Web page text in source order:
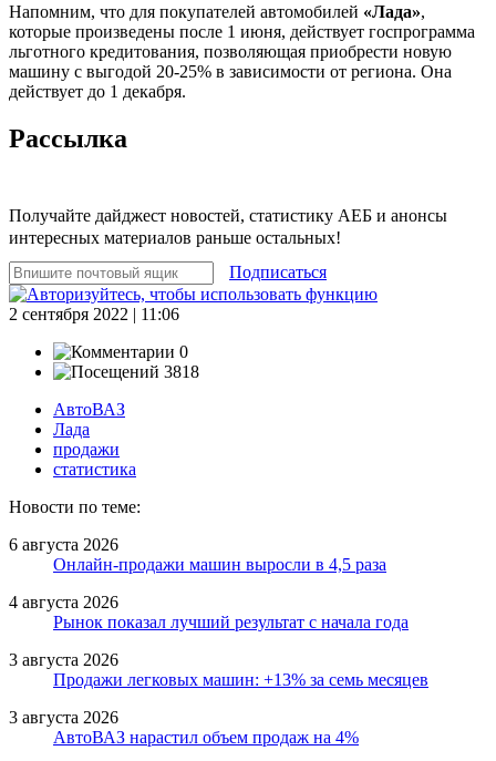
Напомним, что для покупателей автомобилей «Лада»,
которые произведены после 1 июня, действует госпрограмма
льготного кредитования, позволяющая приобрести новую
машину с выгодой 20-25% в зависимости от региона. Она
действует до 1 декабря.
Рассылка
Получайте дайджест новостей, статистику АЕБ и анонсы
интересных материалов раньше остальных!
Подписаться
2 сентября 2022 | 11:06
0
3818
АвтоВАЗ
Лада
продажи
статистика
Новости по теме:
6 августа 2026
Онлайн-продажи машин выросли в 4,5 раза
4 августа 2026
Рынок показал лучший результат с начала года
3 августа 2026
Продажи легковых машин: +13% за семь месяцев
3 августа 2026
АвтоВАЗ нарастил объем продаж на 4%